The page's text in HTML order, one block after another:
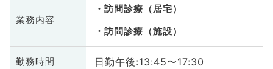
業務内容
訪問診療（居宅）
訪問診療（施設）
勤務時間 日勤午後:13:45〜17:30